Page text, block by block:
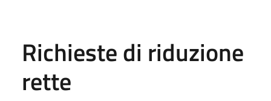
Richieste di riduzione
rette